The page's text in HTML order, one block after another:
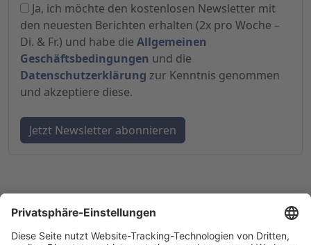
Ja, ich möchte den kostenlosen Newsletter mit
den neuesten Berichten erhalten (2x pro Woche –
Di. & Fr.) und habe die Allgemeinen
Geschäftsbedingungen und die
Datenschutzerklärung zur Kenntnis genommen
und akzeptiere diese.
© 1998-2026by GSC Research GmbH
Datenschutz